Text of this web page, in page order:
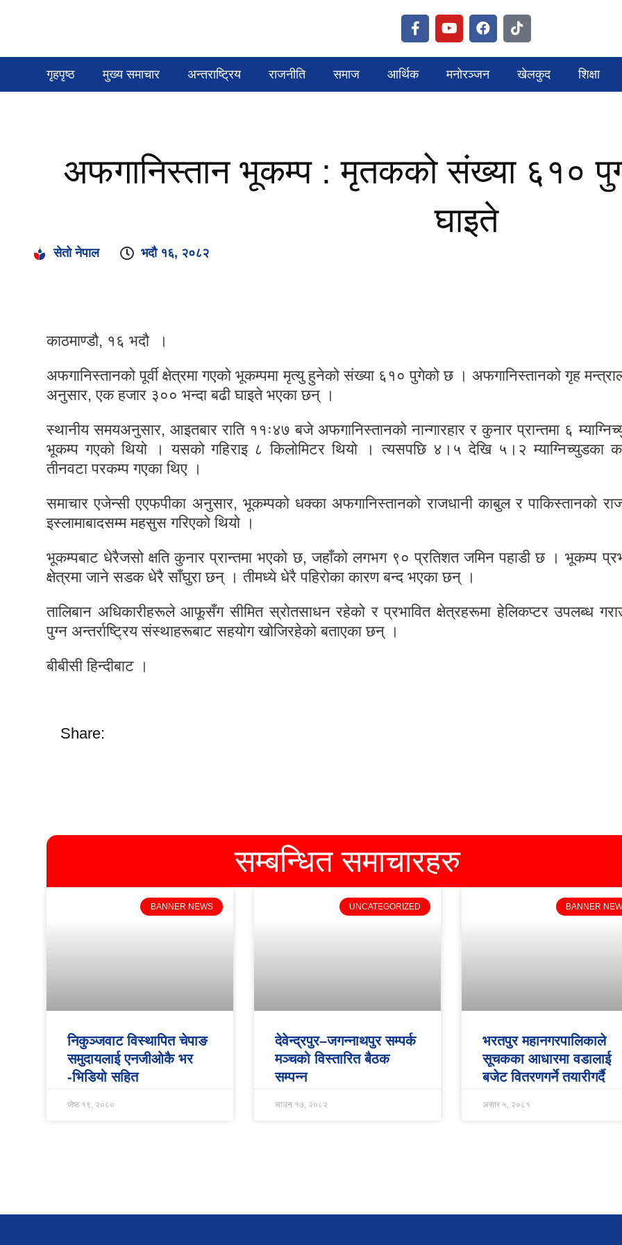
गृहपृष्ठ मुख्य समाचार अन्तराष्ट्रिय राजनीति समाज आर्थिक मनोरञ्जन खेलकुद शिक्षा
अफगानिस्तान भूकम्प : मृतकको संख्या ६१०
घाइते
सेतो नेपाल भदौ १६, २०८२
काठमाण्डौ, १६ भदौ ।
अफगानिस्तानको पूर्वी क्षेत्रमा गएको भूकम्पमा मृत्यु हुनेको संख्या ६१० पुगेको छ । अफगानिस्तानको गृह
अनुसार, एक हजार ३०० भन्दा बढी घाइते भएका छन् ।
स्थानीय समयअनुसार, आइतबार राति ११ः४७ बजे अफगानिस्तानको नान्गारहार र कुनार प्रान्तमा ६
भूकम्प गएको थियो । यसको गहिराइ ८ किलोमिटर थियो । त्यसपछि ४।५ देखि ५।२ म्याग्निच्युडका
तीनवटा परकम्प गएका थिए ।
समाचार एजेन्सी एएफपीका अनुसार, भूकम्पको धक्का अफगानिस्तानको राजधानी काबुल र पाकिस्तानको
इस्लामाबादसम्म महसुस गरिएको थियो ।
भूकम्पबाट धेरैजसो क्षति कुनार प्रान्तमा भएको छ, जहाँको लगभग ९० प्रतिशत जमिन पहाडी छ । भूकम्प
क्षेत्रमा जाने सडक धेरै साँघुरा छन् । तीमध्ये धेरै पहिरोका कारण बन्द भएका छन् ।
तालिबान अधिकारीहरूले आफूसँग सीमित स्रोतसाधन रहेको र प्रभावित क्षेत्रहरूमा हेलिकप्टर उपलब्ध
पुग्न अन्तर्राष्ट्रिय संस्थाहरूबाट सहयोग खोजिरहेको बताएका छन् ।
बीबीसी हिन्दीबाट ।
Share:
सम्बन्धित समाचारहरु
BANNER NEWS
निकुञ्जवाट विस्थापित चेपाङ
समुदायलाई एनजीओकै भर
-भिडियो सहित
जेष्ठ १९, २०८०
UNCATEGORIZED
देवेन्द्रपुर–जगन्नाथपुर सम्पर्क
मञ्चको विस्तारित बैठक
सम्पन्न
साउन १७, २०८२
BANNER
भरतपुर महानगरपालिकाले
सूचकका आधारमा वडालाई
बजेट वितरणगर्ने तयारीगर्दै
असार ५, २०८१